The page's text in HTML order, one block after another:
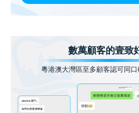
數萬顧客的壹致
粵港澳大灣區至多顧客認可同